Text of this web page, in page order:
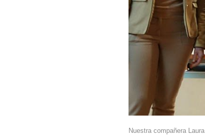
Nuestra compañera